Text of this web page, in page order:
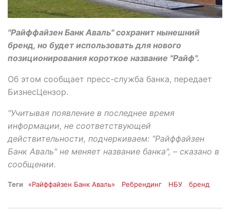
"Райффайзен Банк Аваль" сохранит нынешний
бренд, но будет использовать для нового
позиционирования короткое название "Райф".
Об этом сообщает пресс-служба банка, передает
БизнесЦензор.
"Учитывая появление в последнее время
информации, не соответствующей
действительности, подчеркиваем: "Райффайзен
Банк Аваль" не меняет название банка", – сказано в
сообщении.
Теги «Райффайзен Банк Аваль» Ребрендинг НБУ бренд